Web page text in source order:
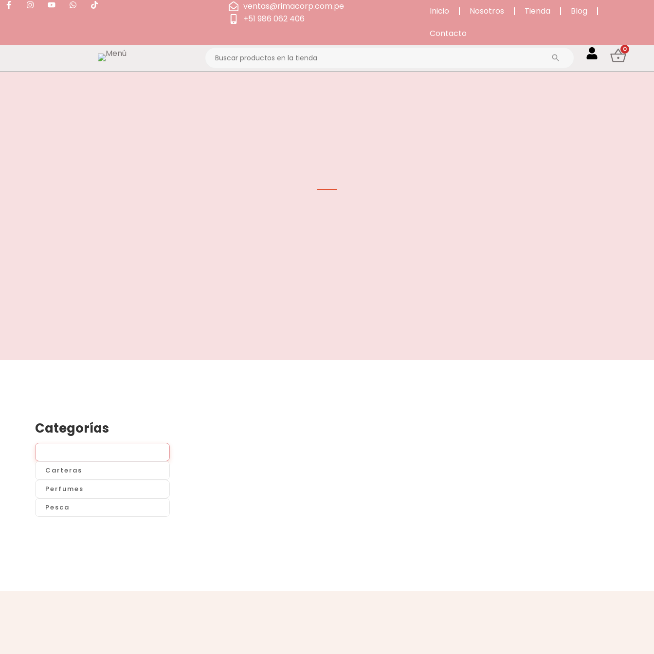
ventas@rimacorp.com.pe
+51 986 062 406
Inicio Nosotros Tienda
Blog
Contacto
0
Categorías
Carteras
Perfumes
Pesca